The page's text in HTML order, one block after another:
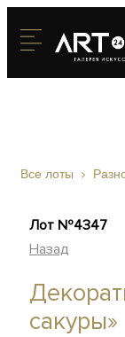
Все лоты
Лот №4347
Назад
сакуры»